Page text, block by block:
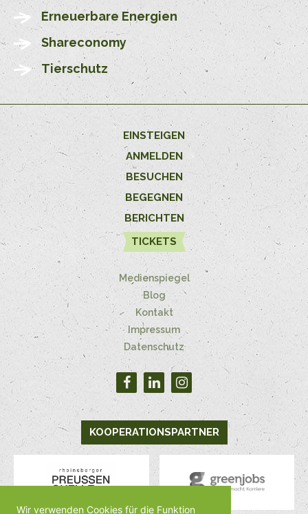
Wir verwenden Cookies für die Funktion
Erneuerbare Energien
Shareconomy
Tierschutz
EINSTEIGEN
ANMELDEN
BESUCHEN
BEGEGNEN
BERICHTEN
TICKETS
Medienspiegel
Blog
Kontakt
Impressum
Datenschutz
KOOPERATIONSPARTNER